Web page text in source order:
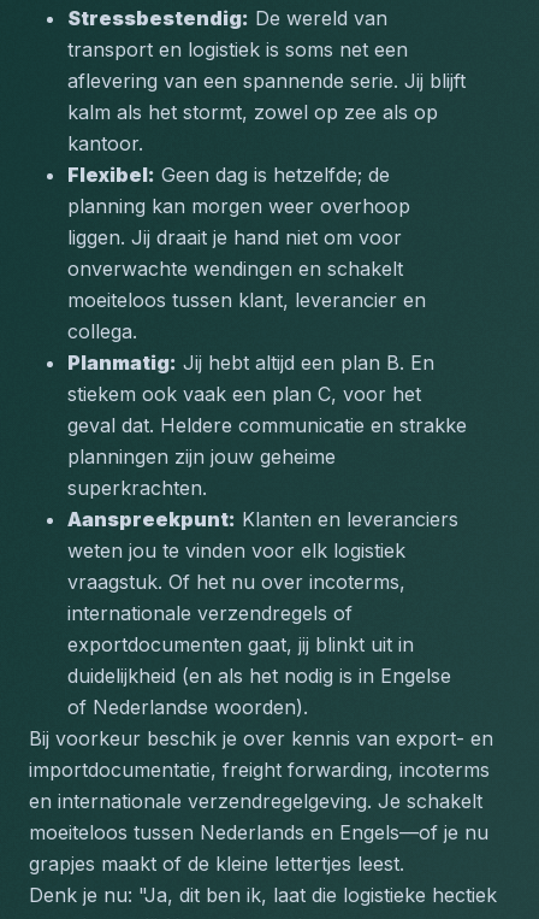
Stressbestendig: De wereld van
transport en logistiek is soms net een
aflevering van een spannende serie. Jij blijft
kalm als het stormt, zowel op zee als op
kantoor.
Flexibel: Geen dag is hetzelfde; de
planning kan morgen weer overhoop
liggen. Jij draait je hand niet om voor
onverwachte wendingen en schakelt
moeiteloos tussen klant, leverancier en
collega.
Planmatig: Jij hebt altijd een plan B. En
stiekem ook vaak een plan C, voor het
geval dat. Heldere communicatie en strakke
planningen zijn jouw geheime
superkrachten.
Aanspreekpunt: Klanten en leveranciers
weten jou te vinden voor elk logistiek
vraagstuk. Of het nu over incoterms,
internationale verzendregels of
exportdocumenten gaat, jij blinkt uit in
duidelijkheid (en als het nodig is in Engelse
of Nederlandse woorden).
Bij voorkeur beschik je over kennis van export- en
importdocumentatie, freight forwarding, incoterms
en internationale verzendregelgeving. Je schakelt
moeiteloos tussen Nederlands en Engels—of je nu
grapjes maakt of de kleine lettertjes leest.
Denk je nu: "Ja, dit ben ik, laat die logistieke hectiek